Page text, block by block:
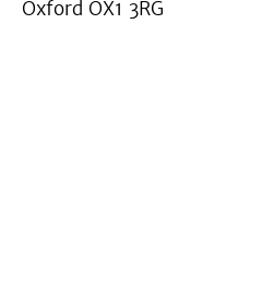
Oxford OX1 3RG